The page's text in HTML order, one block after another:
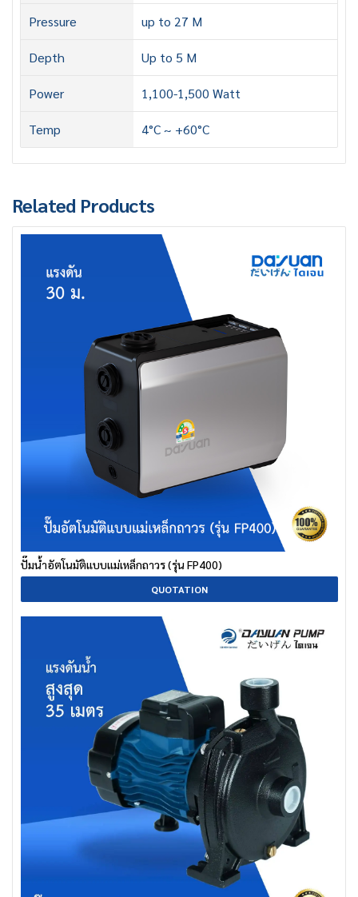
Pressure up to 27 M
Depth Up to 5 M
Power 1,100-1,500 Watt
Temp 4°C ~ +60°C
Related Products
ปั๊มน้ำอัตโนมัติแบบแม่เหล็กถาวร (รุ่น FP400)
QUOTATION